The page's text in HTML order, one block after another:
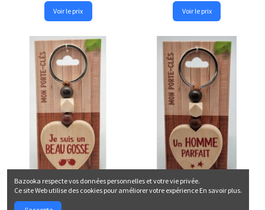
Voir le prix
Voir le prix
Gosse"
Bazooka respecte vos données personnelles et votre vie privée.
Ce site Web utilise des cookies pour améliorer votre expérience En savoir plus.